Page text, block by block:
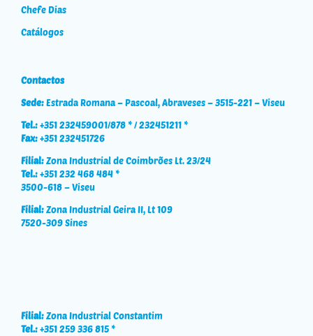
Chefe Dias
Catálogos
Contactos
Sede:Estrada Romana – Pascoal, Abraveses – 3515-221 – Viseu
Tel.:+351 232459001/878 * / 232451211 *
Fax:+351 232451726
Filial:Zona Industrial de Coimbrões Lt. 23/24
Tel.:+351 232 468 484 *
3500-618 – Viseu
Filial:Zona Industrial Geira II, Lt 109
7520-309 Sines
Filial:Zona Industrial Constantim
Tel.:+351 259 336 815 *